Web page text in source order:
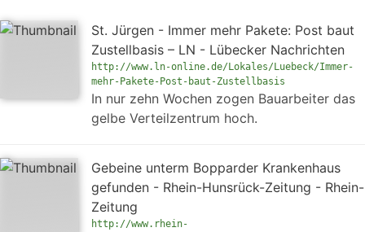
St. Jürgen - Immer mehr Pakete: Post baut
Zustellbasis – LN - Lübecker Nachrichten
http://www.ln-online.de/Lokales/Luebeck/Immer-
mehr-Pakete-Post-baut-Zustellbasis
In nur zehn Wochen zogen Bauarbeiter das
gelbe Verteilzentrum hoch.
Gebeine unterm Bopparder Krankenhaus
gefunden - Rhein-Hunsrück-Zeitung - Rhein-
Zeitung
http://www.rhein-